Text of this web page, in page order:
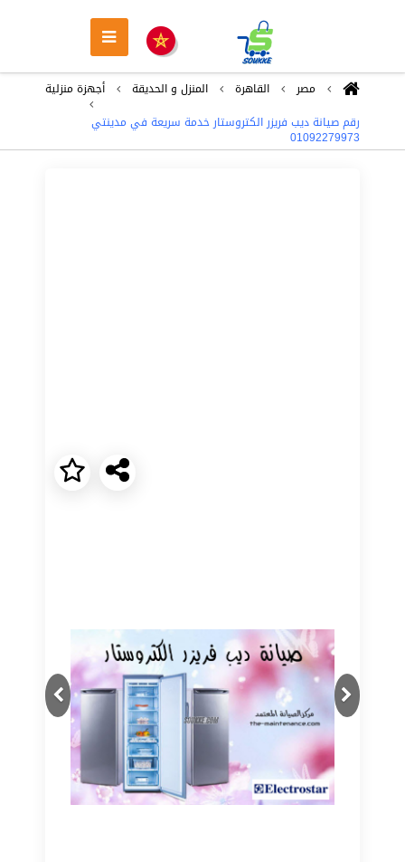
مصر القاهرة المنزل و الحديقة
أجهزة منزلية
رقم صيانة ديب فريزر الكتروستار خدمة سريعة في مدينتي
01092279973
Previous
Next